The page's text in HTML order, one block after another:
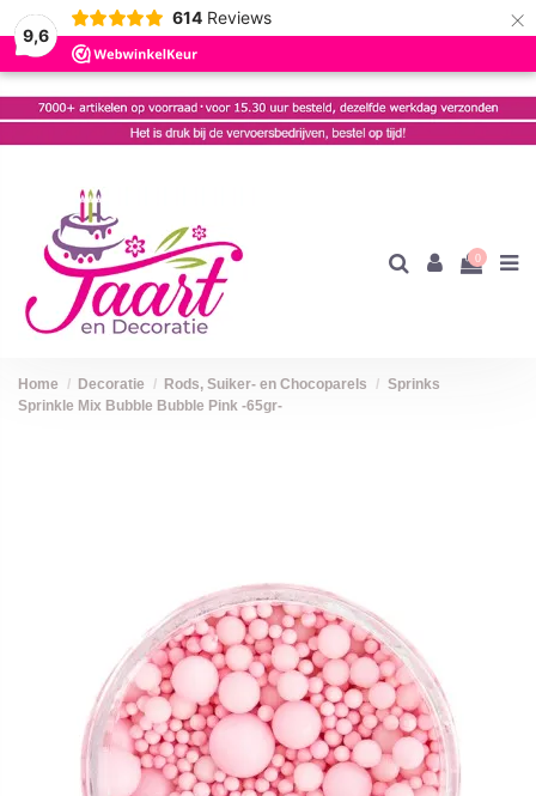
9,6
614 Reviews ×
0
Home Decoratie Rods, Suiker- en Chocoparels
Sprinks
Sprinkle Mix Bubble Bubble Pink -65gr-